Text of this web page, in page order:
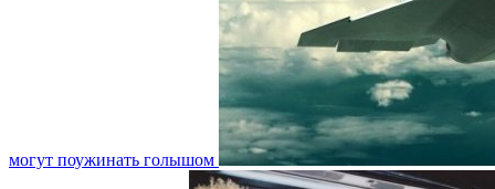
могут поужинать голышом